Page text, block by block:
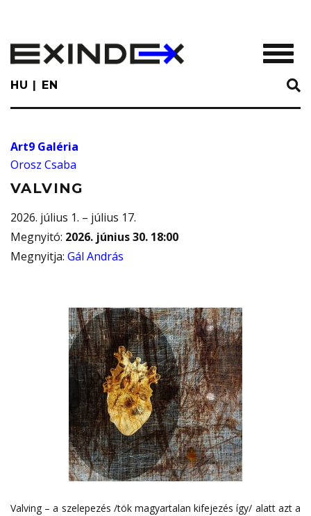
main
content
HU EN
Art9 Galéria
Orosz Csaba
VALVING
2026. július 1. – július 17.
Megnyitó: 2026. június 30. 18:00
Megnyitja: Gál András
Valving – a szelepezés /tök magyartalan kifejezés így/ alatt azt a